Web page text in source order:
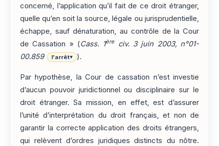
concerné, l’application qu’il fait de ce droit étranger,
quelle qu’en soit la source, légale ou jurisprudentielle,
échappe, sauf dénaturation, au contrôle de la Cour
de Cassation » (Cass. 1ère
civ. 3 juin 2003, n°01-
00.859
l'arrêt▾ ).
Par hypothèse, la Cour de cassation n’est investie
d’aucun pouvoir juridictionnel ou disciplinaire sur le
droit étranger. Sa mission, en effet, est d’assurer
l’unité d’interprétation du droit français, et non de
garantir la correcte application des droits étrangers,
qui relèvent d’ordres juridiques distincts du nôtre.